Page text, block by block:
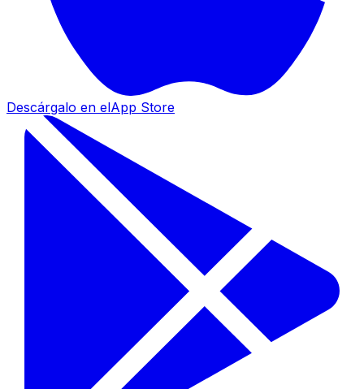
Descárgalo en elApp Store